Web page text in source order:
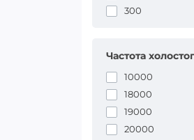
300
Частота
10000
18000
19000
20000